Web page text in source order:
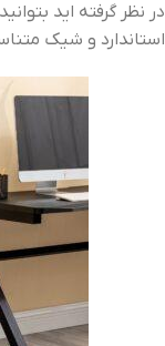
در نظر گرفته اید
استاندارد و شیک